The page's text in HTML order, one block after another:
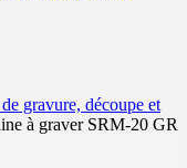
gravure, découpe et
à graver SRM-20 GR